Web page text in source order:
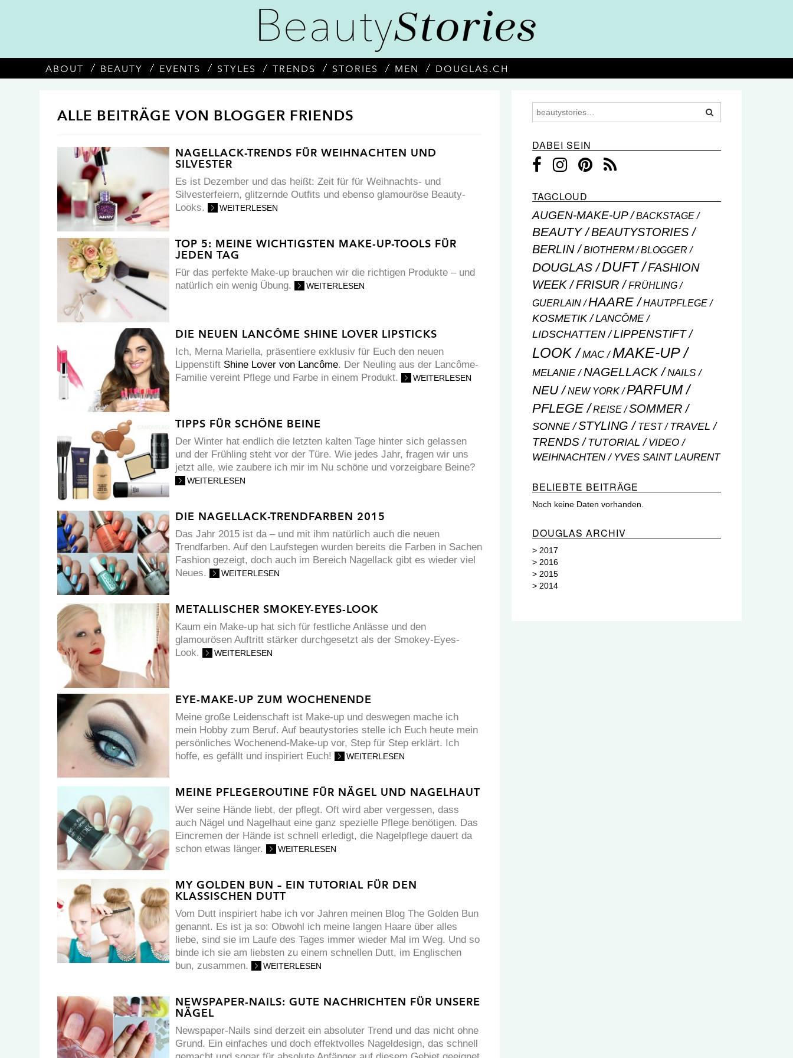
ABOUT BEAUTY EVENTS STYLES TRENDS STORIES MEN DOUGLAS.CH
ALLE BEITRÄGE VON BLOGGER FRIENDS
NAGELLACK-TRENDS FÜR WEIHNACHTEN UND
SILVESTER
Es ist Dezember und das heißt: Zeit für für Weihnachts- und
Silvesterfeiern, glitzernde Outfits und ebenso glamouröse Beauty-
Looks.
WEITERLESEN
TOP 5: MEINE WICHTIGSTEN MAKE-UP-TOOLS FÜR
JEDEN TAG
Für das perfekte Make-up brauchen wir die richtigen Produkte – und
natürlich ein wenig Übung.
WEITERLESEN
DIE NEUEN LANCÔME SHINE LOVER LIPSTICKS
Ich, Merna Mariella, präsentiere exklusiv für Euch den neuen
Lippenstift Shine Lover von Lancôme. Der Neuling aus der Lancôme-
Familie vereint Pflege und Farbe in einem Produkt.
WEITERLESEN
TIPPS FÜR SCHÖNE BEINE
Der Winter hat endlich die letzten kalten Tage hinter sich gelassen
und der Frühling steht vor der Türe. Wie jedes Jahr, fragen wir uns
jetzt alle, wie zaubere ich mir im Nu schöne und vorzeigbare Beine?
WEITERLESEN
DIE NAGELLACK-TRENDFARBEN 2015
Das Jahr 2015 ist da – und mit ihm natürlich auch die neuen
Trendfarben. Auf den Laufstegen wurden bereits die Farben in Sachen
Fashion gezeigt, doch auch im Bereich Nagellack gibt es wieder viel
Neues.
WEITERLESEN
METALLISCHER SMOKEY-EYES-LOOK
Kaum ein Make-up hat sich für festliche Anlässe und den
glamourösen Auftritt stärker durchgesetzt als der Smokey-Eyes-
Look.
WEITERLESEN
EYE-MAKE-UP ZUM WOCHENENDE
Meine große Leidenschaft ist Make-up und deswegen mache ich
mein Hobby zum Beruf. Auf beautystories stelle ich Euch heute mein
persönliches Wochenend-Make-up vor, Step für Step erklärt. Ich
hoffe, es gefällt und inspiriert Euch!
WEITERLESEN
MEINE PFLEGEROUTINE FÜR NÄGEL UND NAGELHAUT
Wer seine Hände liebt, der pflegt. Oft wird aber vergessen, dass
auch Nägel und Nagelhaut eine ganz spezielle Pflege benötigen. Das
Eincremen der Hände ist schnell erledigt, die Nagelpflege dauert da
schon etwas länger.
WEITERLESEN
MY GOLDEN BUN – EIN TUTORIAL FÜR DEN
KLASSISCHEN DUTT
Vom Dutt inspiriert habe ich vor Jahren meinen Blog The Golden Bun
genannt. Es ist ja so: Obwohl ich meine langen Haare über alles
liebe, sind sie im Laufe des Tages immer wieder Mal im Weg. Und so
binde ich sie am liebsten zu einem schnellen Dutt, im Englischen
bun, zusammen.
WEITERLESEN
NEWSPAPER-NAILS: GUTE NACHRICHTEN FÜR UNSERE
NÄGEL
Newspaper-Nails sind derzeit ein absoluter Trend und das nicht ohne
Grund. Ein einfaches und doch effektvolles Nageldesign, das schnell
DABEI SEIN
TAGCLOUD
AUGEN-MAKE-UP BACKSTAGE
BEAUTY
BEAUTYSTORIES
BERLIN
BIOTHERM BLOGGER
DOUGLAS DUFT
FASHION
WEEK
FRISUR FRÜHLING
GUERLAIN HAARE HAUTPFLEGE
KOSMETIK
LANCÔME
LIDSCHATTEN
LIPPENSTIFT
LOOK MAC MAKE-UP
MELANIE NAGELLACK NAILS
NEU NEW YORK PARFUM
PFLEGE REISE SOMMER
SONNE STYLING TEST TRAVEL
TRENDS TUTORIAL VIDEO
WEIHNACHTEN YVES SAINT LAURENT
BELIEBTE BEITRÄGE
Noch keine Daten vorhanden.
DOUGLAS ARCHIV
> 2017
> 2016
> 2015
> 2014